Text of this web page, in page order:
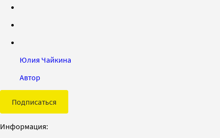
Юлия Чайкина
Автор
Подписаться
Информация: